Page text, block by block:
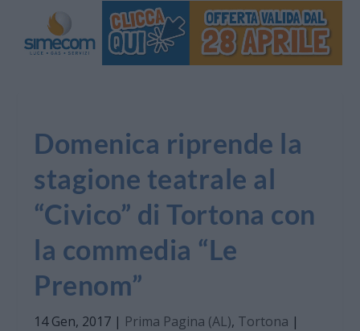
Domenica riprende la
stagione teatrale al
“Civico” di Tortona con
la commedia “Le
Prenom”
14 Gen, 2017 | Prima Pagina (AL), Tortona |